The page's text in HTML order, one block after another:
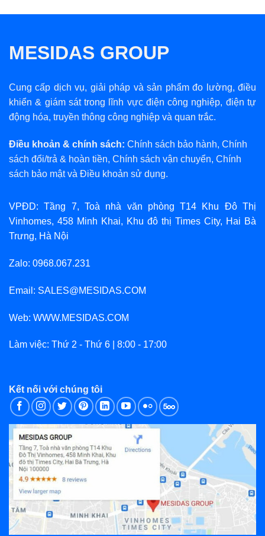
MESIDAS GROUP
Cung cấp dịch vụ, giải pháp và sản phẩm đo lường, điều
khiển & giám sát trong lĩnh vực điện công nghiệp, điện tự
động hóa, truyền thông công nghiệp và quan trắc.
Điều khoản & chính sách: Chính sách bảo hành, Chính
sách đổi/trả & hoàn tiền, Chính sách vận chuyển, Chính
sách bảo mậtvà Điều khoản sử dụng.
VPĐD: Tầng 7, Toà nhà văn phòng T14 Khu Đô Thị
Vinhomes, 458 Minh Khai, Khu đô thị Times City, Hai Bà
Trưng, Hà Nội
Zalo: 0968.067.231
Email: SALES@MESIDAS.COM
Web: WWW.MESIDAS.COM
Làm việc: Thứ 2 - Thứ 6 | 8:00 - 17:00
Kết nối với chúng tôi